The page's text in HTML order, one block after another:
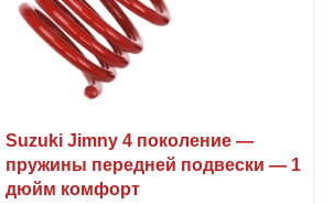
Suzuki Jimny 4 поколение —
пружины передней подвески — 1
дюйм комфорт